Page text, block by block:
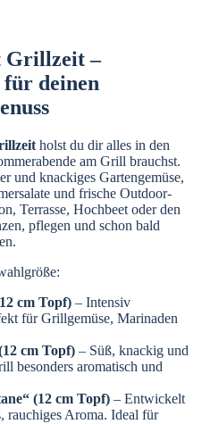
Grillzeit –
deinen
holst du dir alles in den
am Grill brauchst.
und knackiges Gartengemüse,
und frische Outdoor-
Terrasse, Hochbeet oder den
pflegen und schon bald
cm Topf) – Intensiv
für Grillgemüse, Marinaden
cm Topf) – Süß, knackig und
besonders aromatisch und
(12 cm Topf) – Entwickelt
rauchiges Aroma. Ideal für